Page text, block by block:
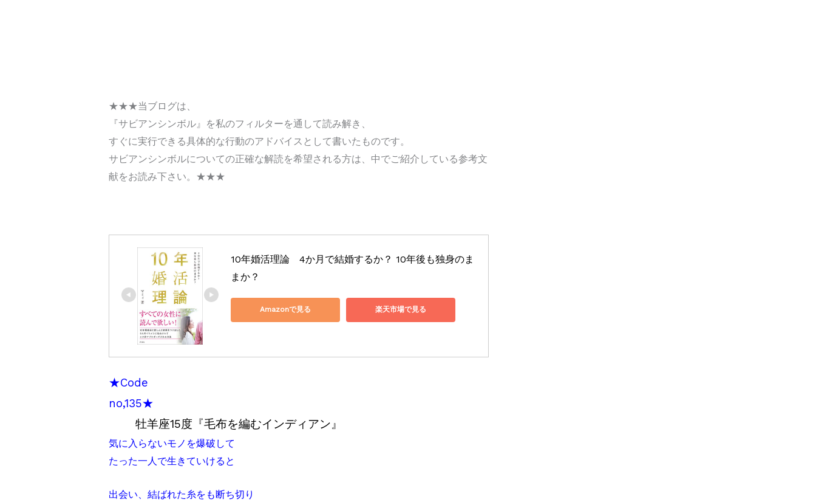
★★★当ブログは、
『サビアンシンボル』を私のフィルターを通して読み解き、
すぐに実行できる具体的な行動のアドバイスとして書いたものです。
サビアンシンボルについての正確な解読を希望される方は、中でご紹介している参考文
献をお読み下さい。★★★
10年婚活理論　4か月で結婚するか？ 10年後も独身のま
まか？
Amazonで見る 楽天市場で見る
★Code
no,135★
牡羊座15度『毛布を編むインディアン』
気に入らないモノを爆破して
たった一人で生きていけると
出会い、結ばれた糸をも断ち切り